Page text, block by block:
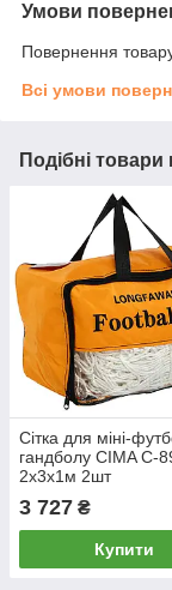
Умови
Повернення
Всі умови
Подібні товари
Сітка для міні-
гандболу CIMA C-
2x3x1м 2шт
3 727 ₴
Купити